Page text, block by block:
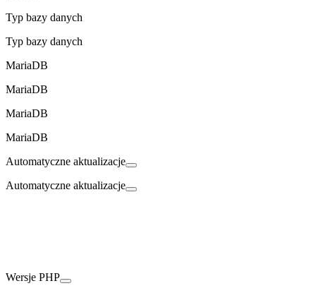
Typ bazy danych
Typ bazy danych
MariaDB
MariaDB
MariaDB
MariaDB
Automatyczne aktualizacje
Automatyczne aktualizacje
Wersje PHP